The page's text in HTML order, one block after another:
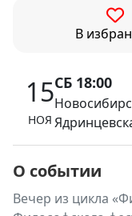
В
15
НОЯ
СБ 18:00
О событии
Вечер из цикла